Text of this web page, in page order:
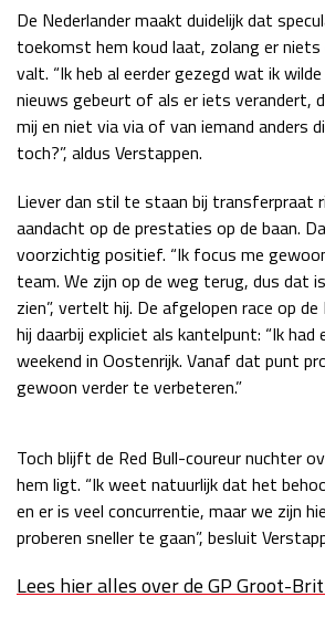
GP MEXICO 2026
Kwalificatie
Race
LAS VEGAS GRAND PRIX 2026
Kwalificatie
Race
GP QATAR 2026
Kwalificatie
Race
GP ABU DHABI 2026
Kwalificatie
Race
De Nederlander maakt duidelijk dat
toekomst hem koud laat, zolang er
valt. “Ik heb al eerder gezegd wat ik
nieuws gebeurt of als er iets verandert,
mij en niet via via of van iemand anders
toch?”, aldus Verstappen.
Liever dan stil te staan bij transferpraat
aandacht op de prestaties op de baan.
voorzichtig positief. “Ik focus me
team. We zijn op de weg terug, dus dat
zien”, vertelt hij. De afgelopen race op
hij daarbij expliciet als kantelpunt: “Ik
weekend in Oostenrijk. Vanaf dat punt
gewoon verder te verbeteren.”
Toch blijft de Red Bull-coureur nuchter
hem ligt. “Ik weet natuurlijk dat het
en er is veel concurrentie, maar we zijn
proberen sneller te gaan”, besluit
Lees hier alles over de GP Groot-